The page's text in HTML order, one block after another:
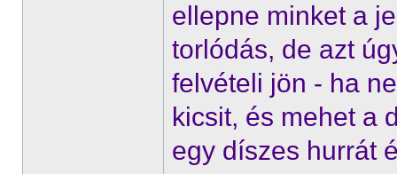
ellepne minket a
torlódás, de azt
felvételi jön - ha
kicsit, és mehet a
egy díszes hurrát